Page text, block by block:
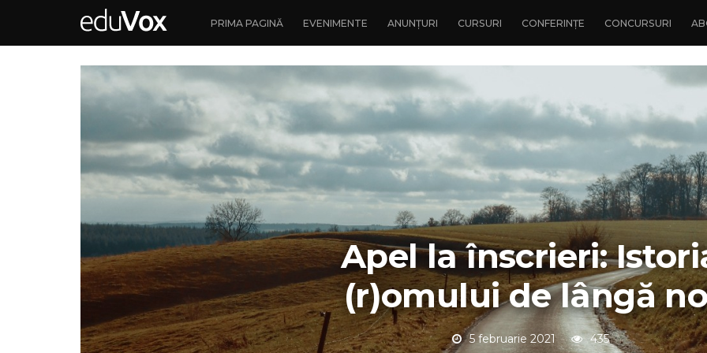
PRIMA PAGINĂ EVENIMENTE ANUNȚURI CURSURI CONFERINȚE CONCURSURI
Apel la înscrieri:
(r)omului de lângă
5 februarie 2021 435